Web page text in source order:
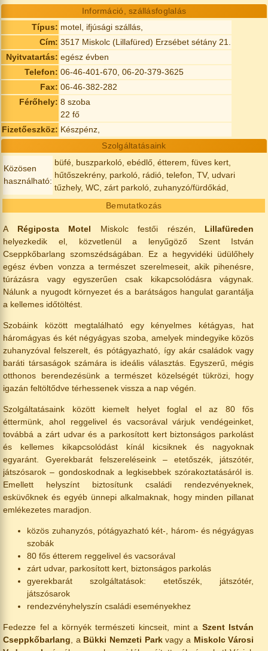
Információ, szállásfoglalás
Típus: motel, ifjúsági szállás,
Cím: 3517 Miskolc (Lillafüred) Erzsébet sétány 21.
Nyitvatartás: egész évben
Telefon: 06-46-401-670, 06-20-379-3625
Fax: 06-46-382-282
Férőhely: 8 szoba
22 fő
Fizetőeszköz: Készpénz,
Szolgáltatásaink
Közösen
használható:
büfé, buszparkoló, ebédlő, étterem, füves kert,
hűtőszekrény, parkoló, rádió, telefon, TV, udvari
tűzhely, WC, zárt parkoló, zuhanyzó/fürdőkád,
Bemutatkozás
A Régiposta Motel Miskolc festői részén, Lillafüreden
helyezkedik el, közvetlenül a lenyűgöző Szent István
Cseppkőbarlang szomszédságában. Ez a hegyvidéki üdülőhely
egész évben vonzza a természet szerelmeseit, akik pihenésre,
túrázásra vagy egyszerűen csak kikapcsolódásra vágynak.
Nálunk a nyugodt környezet és a barátságos hangulat garantálja
a kellemes időtöltést.
Szobáink között megtalálható egy kényelmes kétágyas, hat
háromágyas és két négyágyas szoba, amelyek mindegyike közös
zuhanyzóval felszerelt, és pótágyazható, így akár családok vagy
baráti társaságok számára is ideális választás. Egyszerű, mégis
otthonos berendezésünk a természet közelségét tükrözi, hogy
igazán feltöltődve térhessenek vissza a nap végén.
Szolgáltatásaink között kiemelt helyet foglal el az 80 fős
éttermünk, ahol reggelivel és vacsorával várjuk vendégeinket,
továbbá a zárt udvar és a parkosított kert biztonságos parkolást
és kellemes kikapcsolódást kínál kicsiknek és nagyoknak
egyaránt. Gyerekbarát felszereléseink – etetőszék, játszótér,
játszósarok – gondoskodnak a legkisebbek szórakoztatásáról is.
Emellett helyszínt biztosítunk családi rendezvényeknek,
esküvőknek és egyéb ünnepi alkalmaknak, hogy minden pillanat
emlékezetes maradjon.
közös zuhanyzós, pótágyazható két-, három- és négyágyas
szobák
80 fős étterem reggelivel és vacsorával
zárt udvar, parkosított kert, biztonságos parkolás
gyerekbarát szolgáltatások: etetőszék, játszótér,
játszósarok
rendezvényhelyszín családi eseményekhez
Fedezze fel a környék természeti kincseit, mint a Szent István
Cseppkőbarlang , a Bükki Nemzeti Parkvagy a Miskolc Városi